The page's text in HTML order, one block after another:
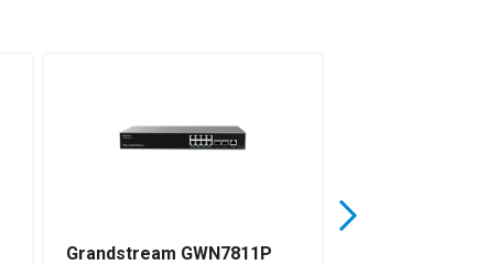
Grandstream GWN7811P